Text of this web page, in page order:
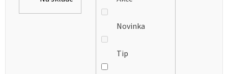
Novinka
Tip